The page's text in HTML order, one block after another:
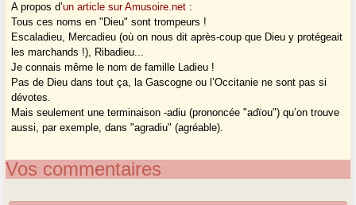
A propos d’un article sur Amusoire.net :
Tous ces noms en "Dieu" sont trompeurs !
Escaladieu, Mercadieu (où on nous dit après-coup que Dieu y protégeait
les marchands !), Ribadieu...
Je connais même le nom de famille Ladieu !
Pas de Dieu dans tout ça, la Gascogne ou l’Occitanie ne sont pas si
dévotes.
Mais seulement une terminaison -adiu (prononcée "adïou") qu’on trouve
aussi, par exemple, dans "agradiu" (agréable).
Vos commentaires